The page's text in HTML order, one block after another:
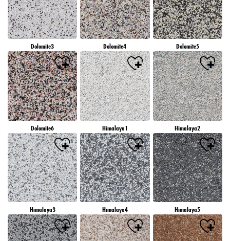
Dolomite3 Dolomite4 Dolomite5
Dolomite6 Himalaya1 Himalaya2
Himalaya3 Himalaya4 Himalaya5